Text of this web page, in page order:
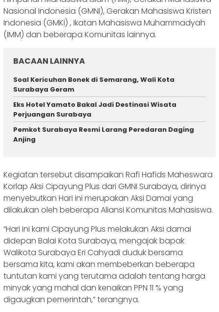
Nasional Indonesia (GMNI), Gerakan Mahasiswa Kristen
Indonesia (GMKI) , Ikatan Mahasiswa Muhammadyah
(IMM) dan beberapa Komunitas lainnya.
BACAAN LAINNYA
Soal Kericuhan Bonek di Semarang, Wali Kota
Surabaya Geram
Eks Hotel Yamato Bakal Jadi Destinasi Wisata
Perjuangan Surabaya
Pemkot Surabaya Resmi Larang Peredaran Daging
Anjing
Kegiatan tersebut disampaikan Rafi Hafids Maheswara
Korlap Aksi Cipayung Plus dari GMNI Surabaya, dirinya
menyebutkan Hari ini merupakan Aksi Damai yang
dilakukan oleh beberapa Aliansi Komunitas Mahasiswa.
“Hari ini kami Cipayung Plus melakukan Aksi damai
didepan Balai Kota Surabaya, mengajak bapak
Walikota Surabaya Eri Cahyadi duduk bersama
bersama kita, kami akan membeberkan beberapa
tuntutan kami yang terutama adalah tentang harga
minyak yang mahal dan kenaikan PPN 11 % yang
digaugkan pemerintah,” terangnya.